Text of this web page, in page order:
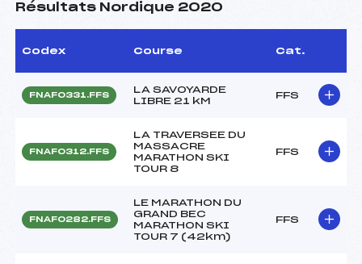
Résultats Nordique 2020
Codex Course Cat.
FNAF0331.FFS
LA SAVOYARDE
LIBRE 21 kM
FFS
FNAF0312.FFS
LA TRAVERSEE DU
MASSACRE
MARATHON SKI
TOUR 8
FFS
FNAF0282.FFS
LE MARATHON DU
GRAND BEC
MARATHON SKI
TOUR 7 (42km)
FFS